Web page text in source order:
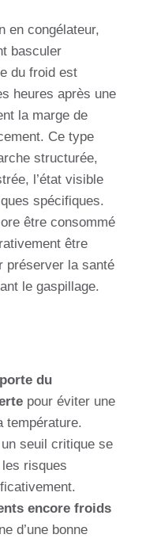
en congélateur,
basculer
du froid est
heures après une
la marge de
Ce type
structurée,
l’état visible
spécifiques.
être consommé
être
préserver la santé
le gaspillage.
du
pour éviter une
température.
seuil critique se
risques
encore froids
d’une bonne